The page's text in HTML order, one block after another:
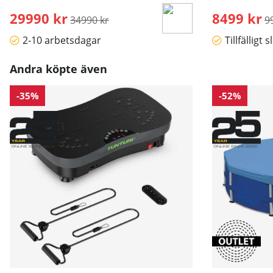
29990 kr Ordinarie pris:
34990 kr
2-10 arbetsdagar
8499 kr
Tillfälligt
Andra köpte även
-35% -52%